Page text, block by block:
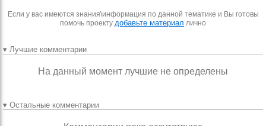
Если у вас имеются знания\информация по данной тематике и Вы готовы
помочь проекту добавьте материал лично
▾ Лучшие комментарии
На данный момент лучшие не определены
▾ Остальные комментарии